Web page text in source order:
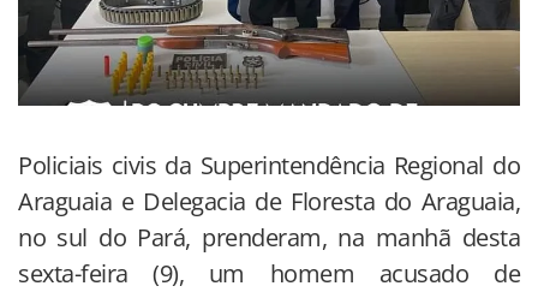
Policiais civis da Superintendência Regional do
Araguaia e Delegacia de Floresta do Araguaia,
no sul do Pará, prenderam, na manhã desta
sexta-feira (9), um homem acusado de